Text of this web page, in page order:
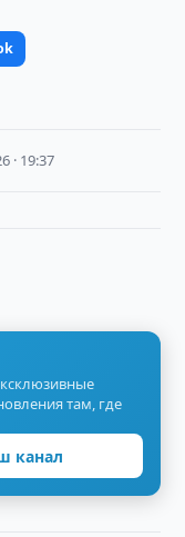
· 19:37
там, где
канал